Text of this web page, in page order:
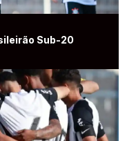
Sub-20